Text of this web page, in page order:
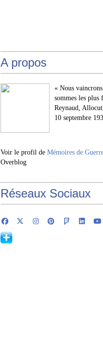
A propos
« Nous
sommes les plus
Reynaud,
10 septembre
Voir le profil de Mémoires de
Overblog
Réseaux Sociaux